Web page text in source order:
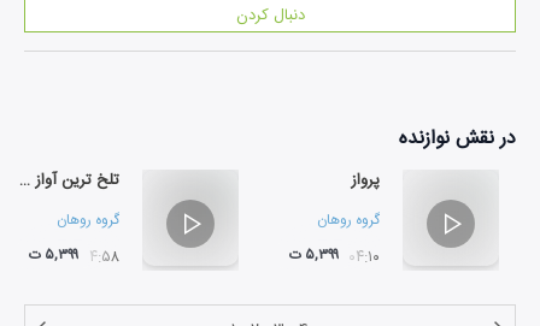
دنبال کردن
در نقشنوازنده
پرواز
گروه روهان
۰۴:۱۰ ۵,۳۹۹ ت
تلخ ترین آواز دنیا
گروه روهان
۰۴:۵۸ ۵,۳۹۹ ت